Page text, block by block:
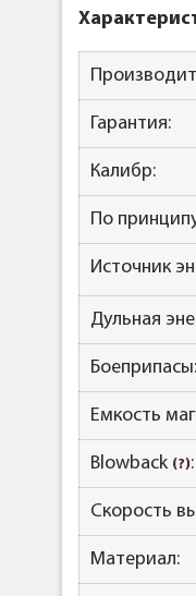
Гарантия:
Калибр:
По
Источник
Дульная
Боеприпасы:
Емкость
Blowback (?):
Скорость
Материал: